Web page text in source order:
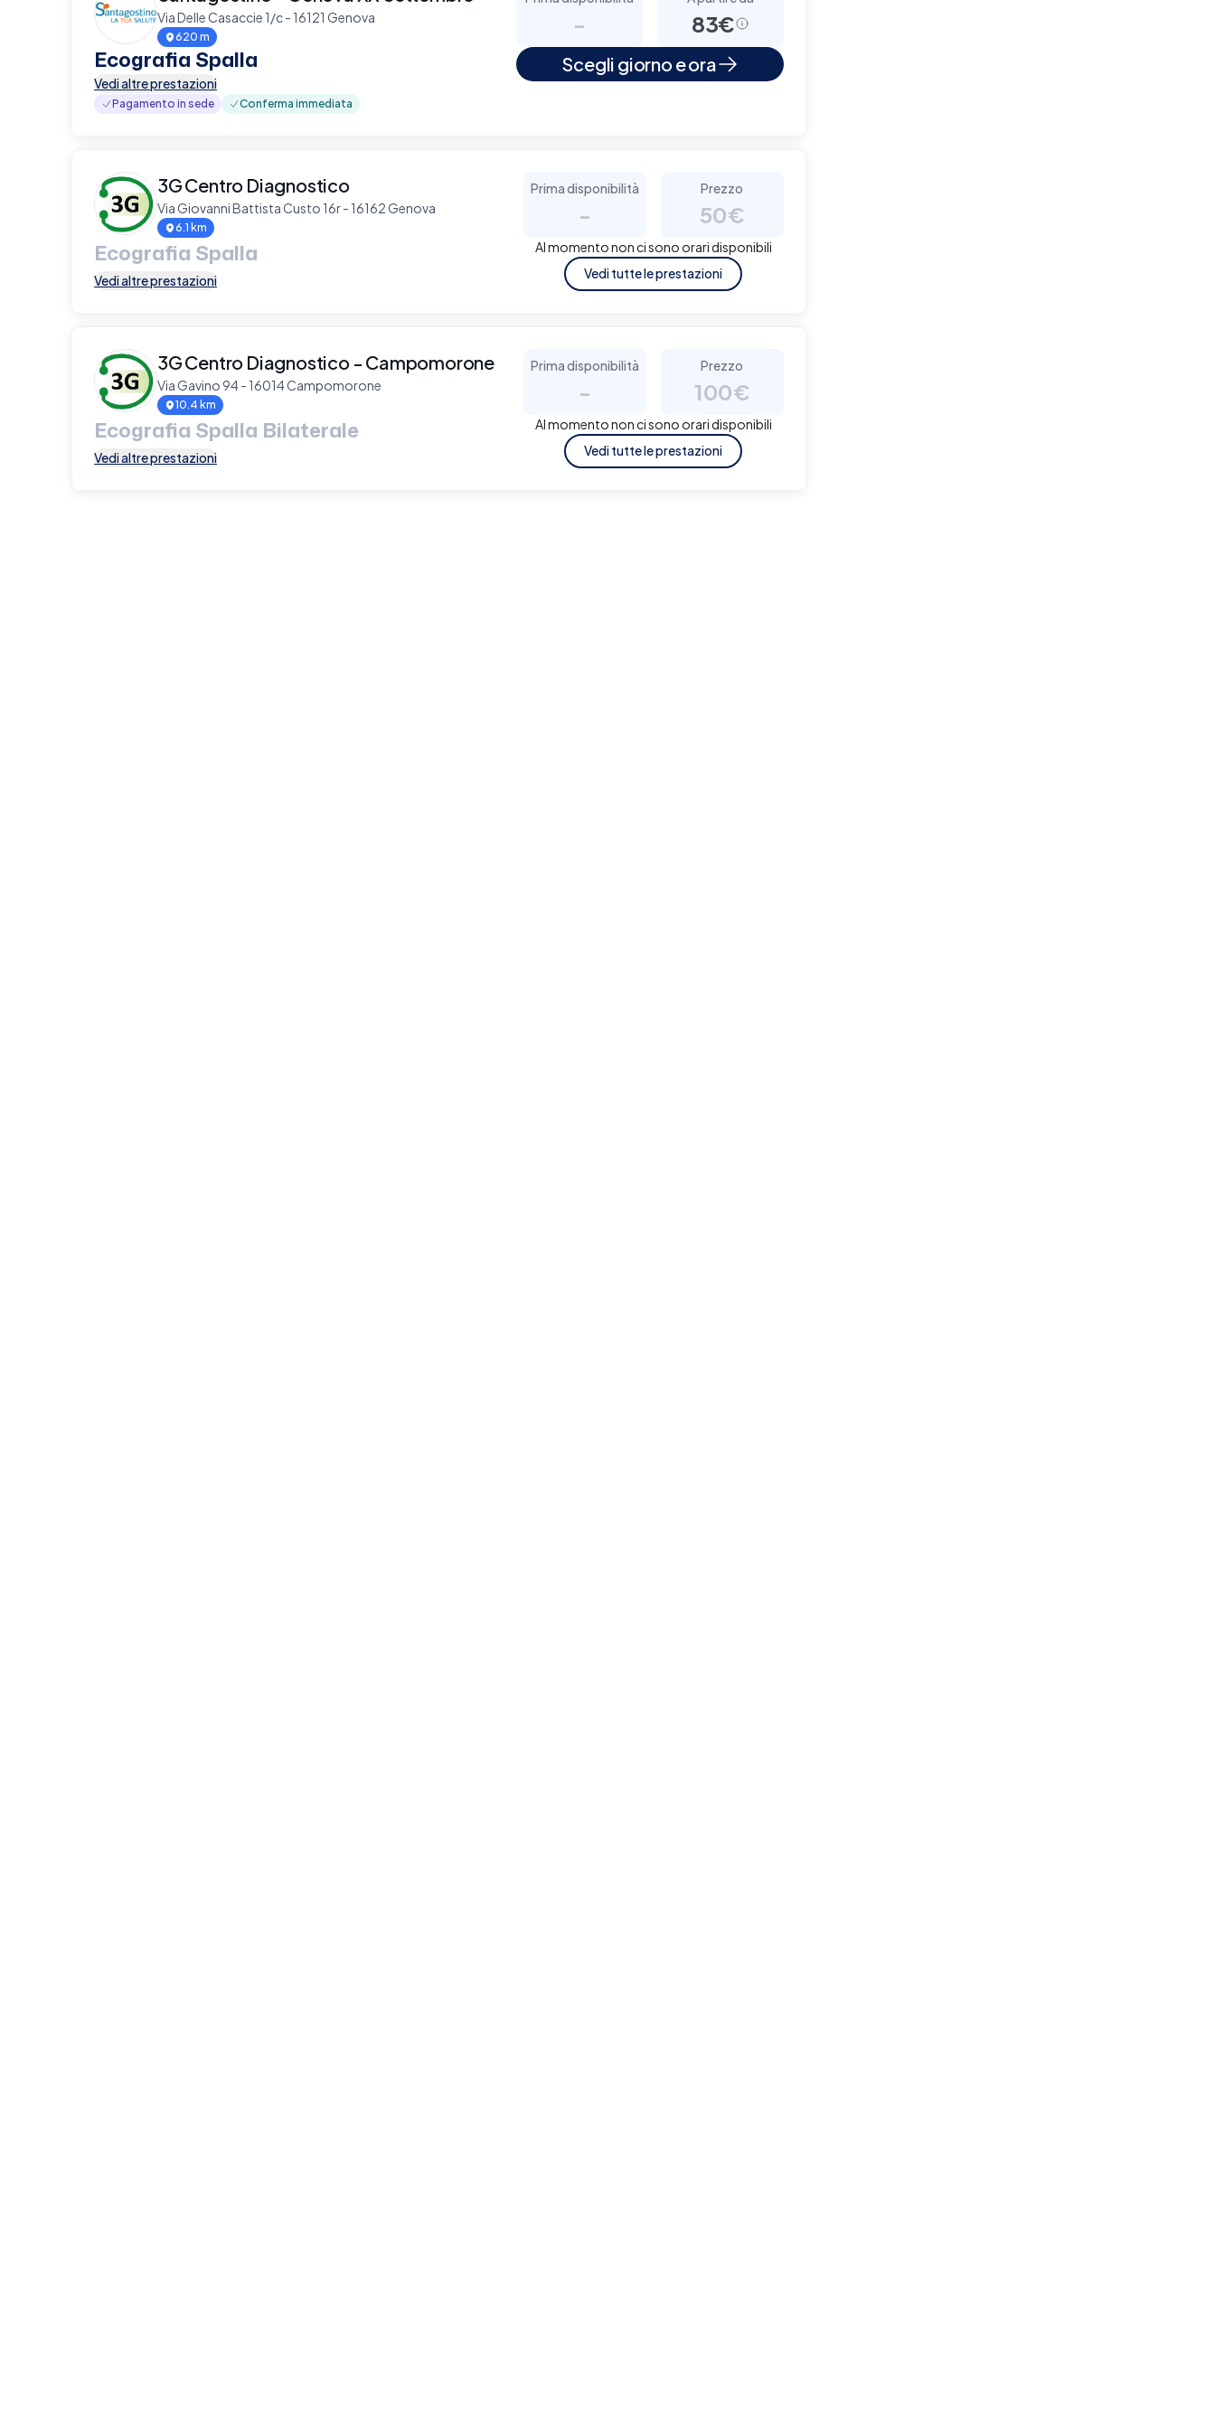
Via Delle Casaccie 1/c - 16121 Genova
620 m
Ecografia Spalla
Vedi altre prestazioni
Pagamento in sede Conferma immediata
- 83€
Scegli giorno e ora
3G Centro Diagnostico
Via Giovanni Battista Custo 16r - 16162 Genova
6.1 km
Ecografia Spalla
Vedi altre prestazioni
Prima disponibilità
-
Prezzo
50€
Al momento non ci sono orari disponibili
Vedi tutte le prestazioni
3G Centro Diagnostico - Campomorone
Via Gavino 94 - 16014 Campomorone
10.4 km
Ecografia Spalla Bilaterale
Vedi altre prestazioni
Prima disponibilità
-
Prezzo
100€
Al momento non ci sono orari disponibili
Vedi tutte le prestazioni